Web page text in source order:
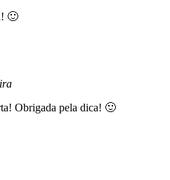
🙂
Obrigada pela dica! 🙂